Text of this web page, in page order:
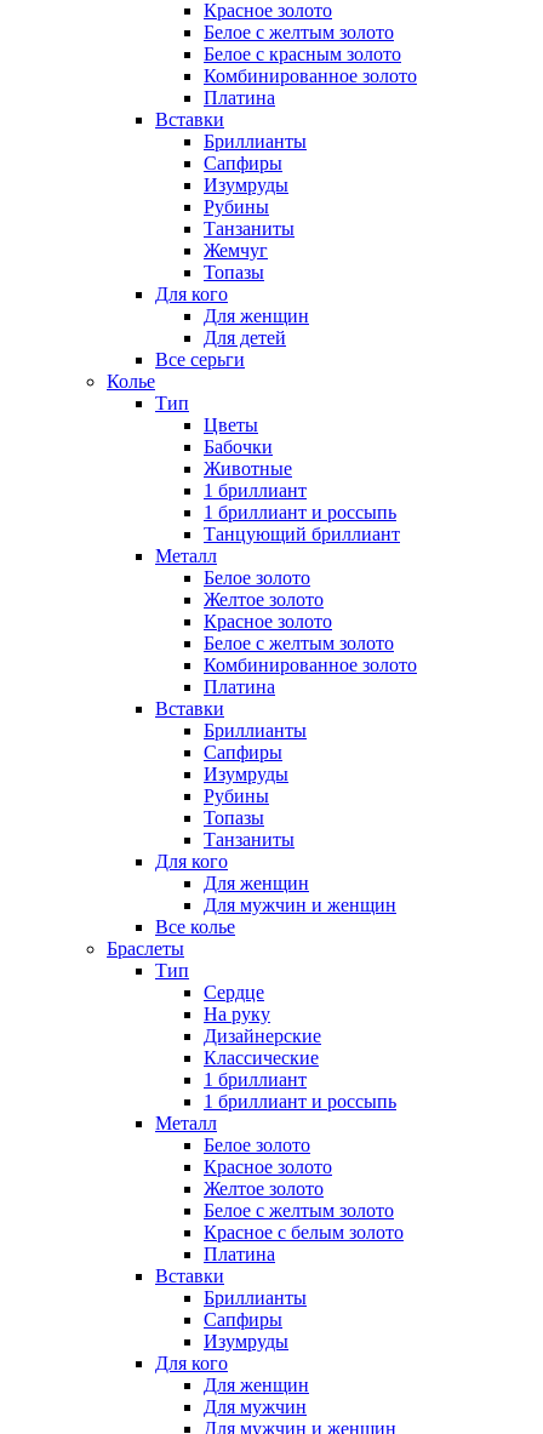
Красное золото
Белое с желтым золото
Белое с красным золото
Комбинированное золото
Платина
Вставки
Бриллианты
Сапфиры
Изумруды
Рубины
Танзаниты
Жемчуг
Топазы
Для кого
Для женщин
Для детей
Все серьги
Колье
Тип
Цветы
Бабочки
Животные
1 бриллиант
1 бриллиант и россыпь
Танцующий бриллиант
Металл
Белое золото
Желтое золото
Красное золото
Белое с желтым золото
Комбинированное золото
Платина
Вставки
Бриллианты
Сапфиры
Изумруды
Рубины
Топазы
Танзаниты
Для кого
Для женщин
Для мужчин и женщин
Все колье
Браслеты
Тип
Сердце
На руку
Дизайнерские
Классические
1 бриллиант
1 бриллиант и россыпь
Металл
Белое золото
Красное золото
Желтое золото
Белое с желтым золото
Красное с белым золото
Платина
Вставки
Бриллианты
Сапфиры
Изумруды
Для кого
Для женщин
Для мужчин
Для мужчин и женщин